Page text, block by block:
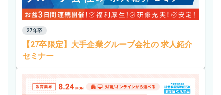
27年卒
【27卒限定】大手企業グループ会社の 求人紹介
セミナー